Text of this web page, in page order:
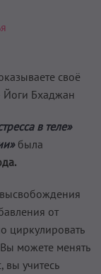
своё
Йоги Бхаджан
в теле»
была
от
циркулировать
можете менять
вы учитесь